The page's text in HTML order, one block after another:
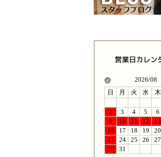
2026/08
日
月 火 水 木
2
3 4 5 6
9
10 11 12 13
16
17 18 19 20
23
24 25 26 27
30
31